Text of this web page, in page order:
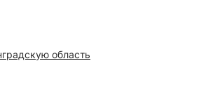
область